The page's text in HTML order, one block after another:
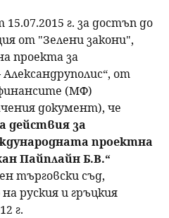
г. за достъп до
от "Зелени закони",
проекта за
от
(МФ)
документ), че
действия за
проектна
Пайплайн Б.В.“
търговски съд,
руския и гръцкия
г.